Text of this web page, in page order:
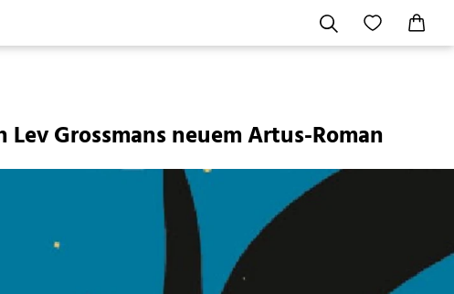
Grossmans neuem Artus-Roman